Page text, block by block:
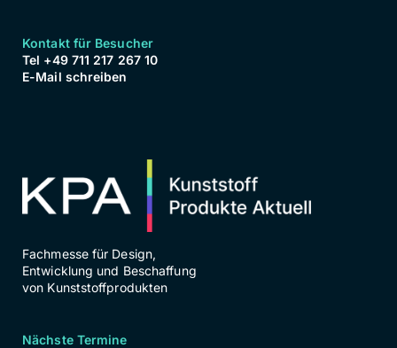
Kontakt für Besucher
Tel +49 711 217 267 10
E-Mail schreiben
Fachmesse für Design,
Entwicklung und Beschaffung
von Kunststoffprodukten
Nächste Termine